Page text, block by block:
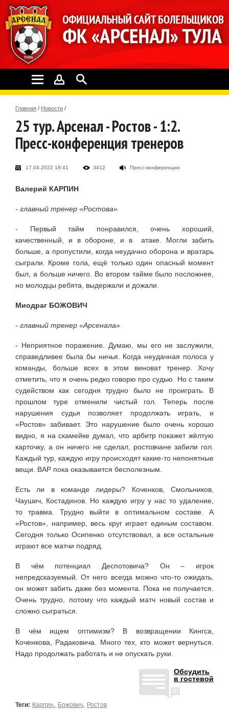
Главная / Новости /
25 тур. Арсенал - Ростов - 1:2.
Пресс-конференция тренеров
17.04.2022 18:41 3412 Пресс-конференции
Валерий КАРПИН
- главный тренер «Ростова»
- Первый тайм понравился, очень хороший,
качественный, и в обороне, и в атаке. Могли забить
больше, а пропустили, когда неудачно оборона и вратарь
сыграли. Кроме гола, ещё только один опасный момент
был, а больше ничего. Во втором тайме было посложнее,
но молодцы ребята, выдержали и дожали.
Миодраг БОЖОВИЧ
- главный тренер «Арсенала»
- Неприятное поражение. Думаю, мы его не заслужили,
справедливее была бы ничья. Когда неудачная полоса у
команды, больше всех в этом виноват тренер. Хочу
отметить, что я очень редко говорю про судью. Но с таким
судейством как сегодня трудно было не проиграть. В
прошлом туре отменили чистый гол. Теперь после
нарушения судья позволяет продолжать играть, и
«Ростов» забивает. Это нарушение было очень хорошо
видно, я на скамейке думал, что арбитр покажет жёлтую
карточку, а он ничего не сделал, ростовчане забили гол.
Каждый тур, каждую игру происходят какие-то непонятные
вещи. ВАР пока оказывается бесполезным.
Есть ли в команде лидеры? Коченков, Смольников,
Чаушич, Костадинов. Но каждую игру у нас то удаление,
то травма. Трудно выйти в оптимальном составе. А
«Ростов», например, весь круг играет единым составом.
Сегодня только Осипенко отсутствовал, а все остальные
играют все матчи подряд.
В чём потенциал Деспотовича? Он – игрок
непредсказуемый. От него всегда можно что-то ожидать,
он может забить даже без момента. Пока не получается.
Очень трудно, потому что каждый матч новый состав и
сложно сыграться.
В чём ищем оптимизм? В возвращении Кингса,
Коченкова, Радаковича. Много тех, кто может вернуться.
Надо продолжать работать и не опускать руки.
Обсудить
в гостевой
Теги: Карпин Божович Ростов